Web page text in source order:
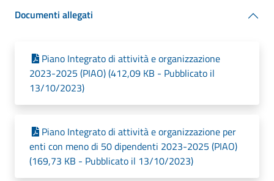
Documenti allegati
Piano Integrato di attività e organizzazione
2023-2025 (PIAO) (412,09 KB - Pubblicato il
13/10/2023)
Piano Integrato di attività e organizzazione per
enti con meno di 50 dipendenti 2023-2025 (PIAO)
(169,73 KB - Pubblicato il 13/10/2023)